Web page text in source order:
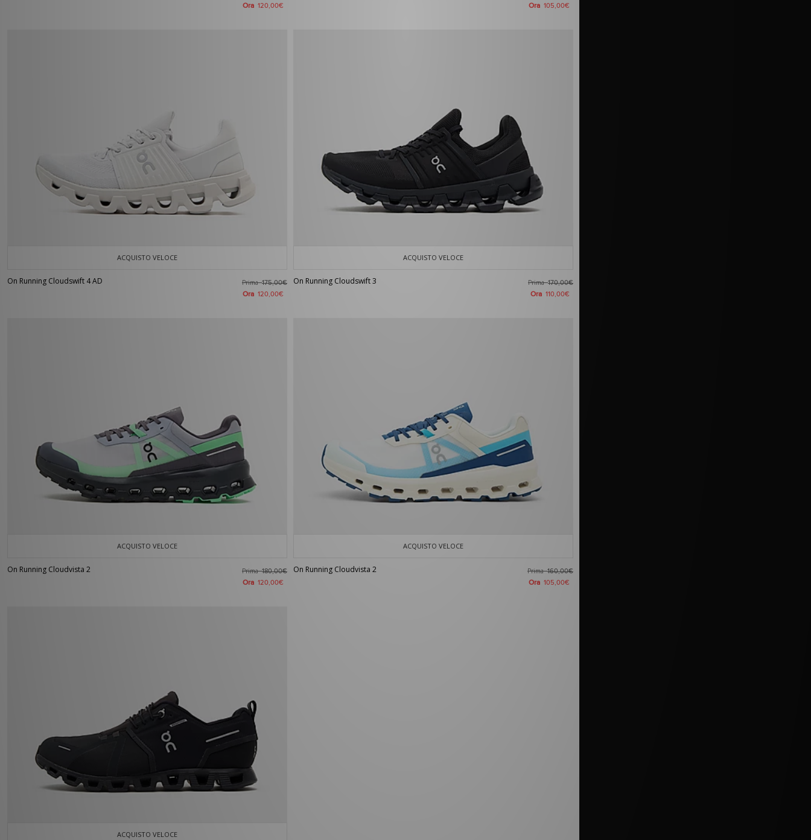
Ora 120,00€ Ora 105,00€
ACQUISTO VELOCE
On Running Cloudswift 4 AD Prima175,00€
Ora 120,00€
ACQUISTO VELOCE
On Running Cloudswift 3 Prima170,00€
Ora 110,00€
ACQUISTO VELOCE
On Running Cloudvista 2 Prima180,00€
Ora 120,00€
ACQUISTO VELOCE
On Running Cloudvista 2 Prima160,00€
Ora 105,00€
ACQUISTO VELOCE